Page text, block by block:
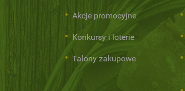
Akcje promocyjne
Konkursy i loterie
Talony zakupowe